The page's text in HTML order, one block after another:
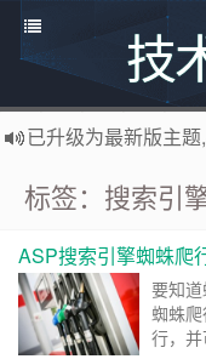
技
博主热烈欢迎 软件
标签：搜索引
ASP搜索引擎蜘蛛爬
要知
蜘蛛
行，